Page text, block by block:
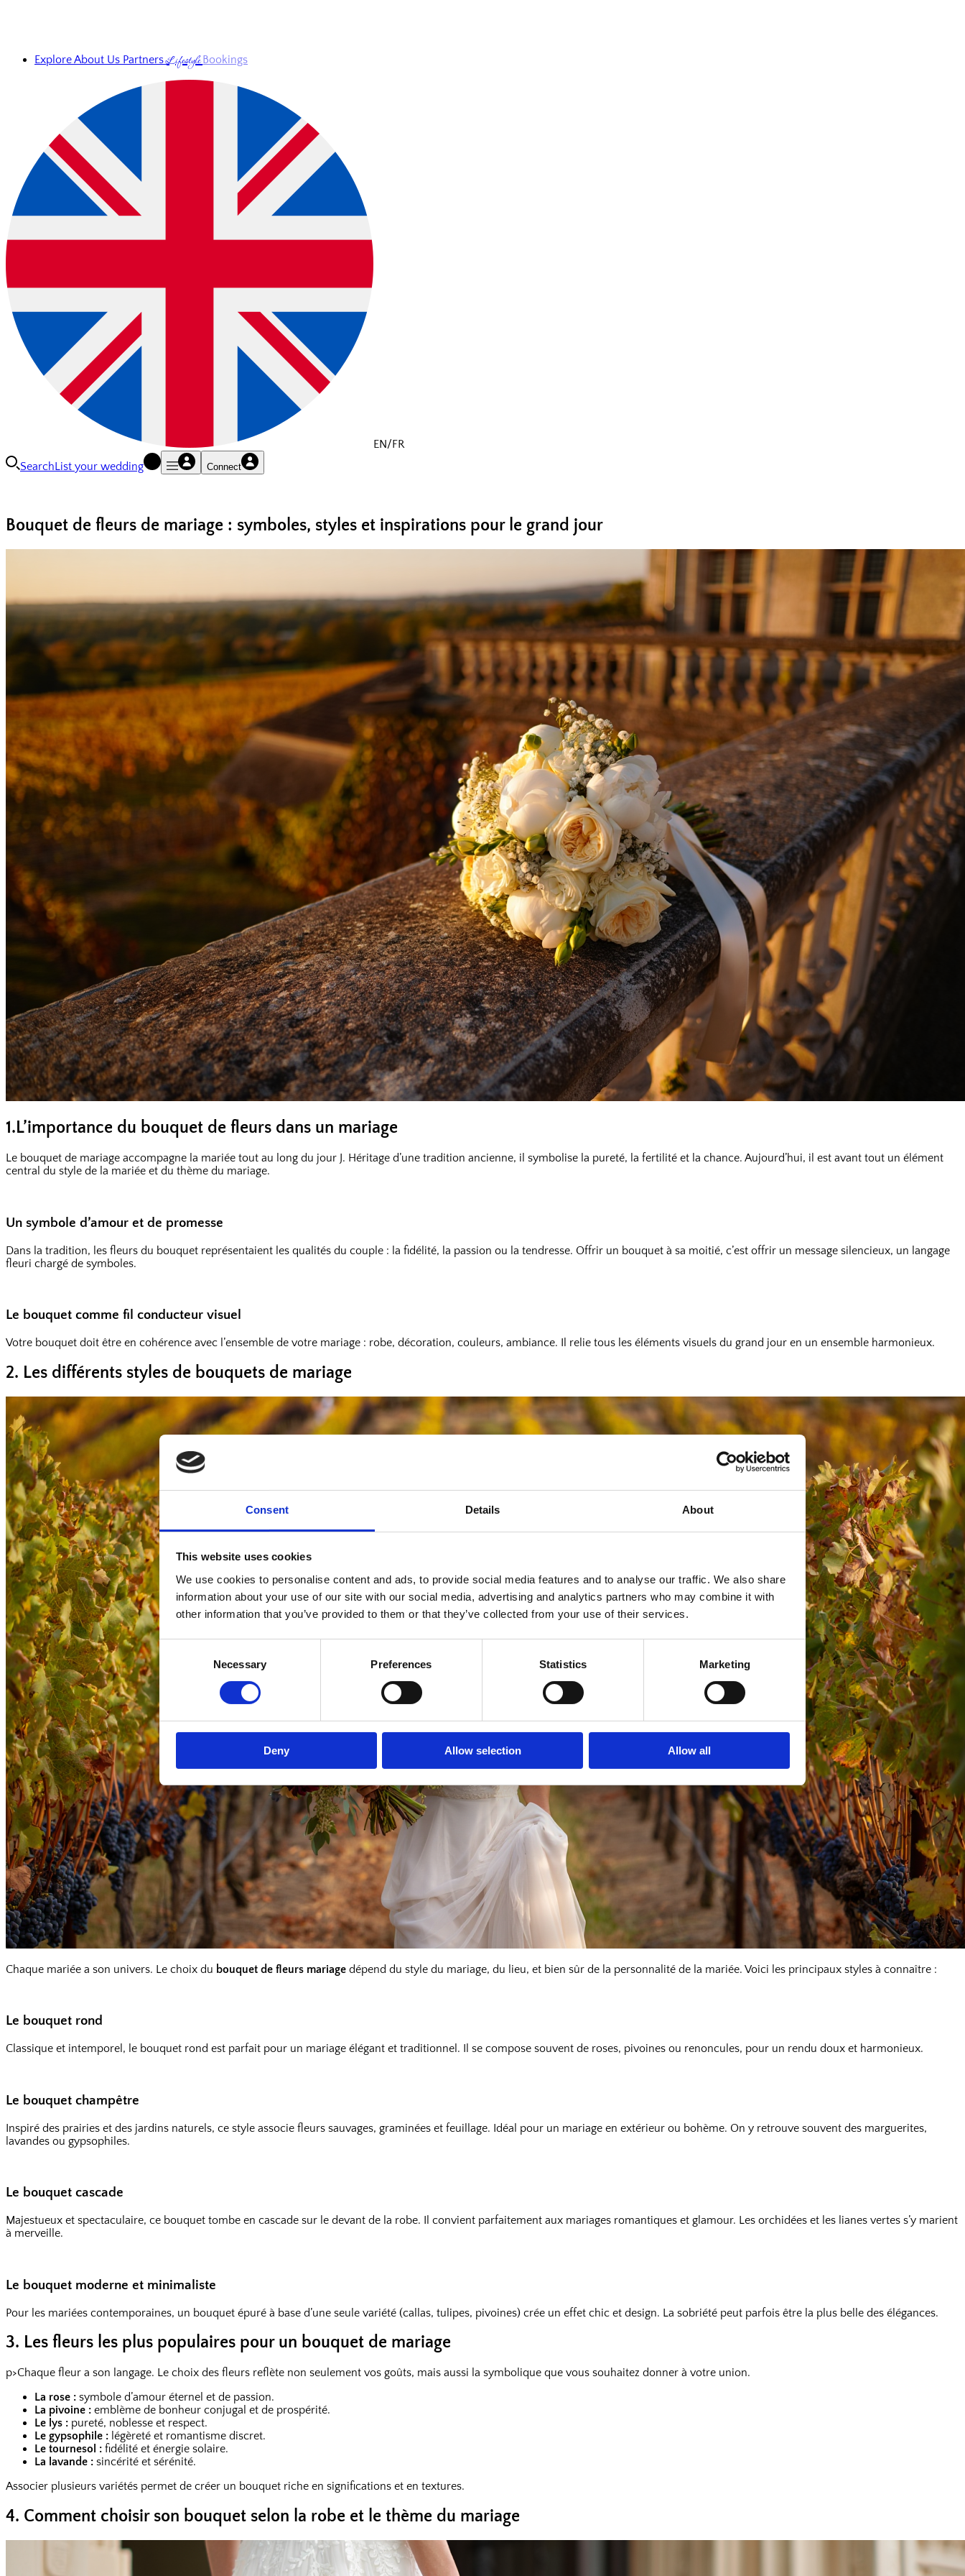
Consent Details About
This website uses cookies
We use cookies to personalise content and ads, to provide social media features and to analyse our traffic. We also share
information about your use of our site with our social media, advertising and analytics partners who may combine it with
other information that you’ve provided to them or that they’ve collected from your use of their services.
Consent
Necessary Preferences Statistics Marketing
Deny Allow selection Allow all
ExploreAbout Us PartnersLifestyleBookings
EN/FR
SearchList your wedding Connect
Bouquet de fleurs de mariage : symboles, styles et inspirations pour le grand jour
1.L’importance du bouquet de fleurs dans un mariage
Le bouquet de mariage accompagne la mariée tout au long du jour J. Héritage d’une tradition ancienne, il symbolise la pureté, la fertilité et la chance. Aujourd’hui, il est avant tout un élément
central du style de la mariée et du thème du mariage.
Un symbole d’amour et de promesse
Dans la tradition, les fleurs du bouquet représentaient les qualités du couple : la fidélité, la passion ou la tendresse. Offrir un bouquet à sa moitié, c’est offrir un message silencieux, un langage
fleuri chargé de symboles.
Le bouquet comme fil conducteur visuel
Votre bouquet doit être en cohérence avec l’ensemble de votre mariage : robe, décoration, couleurs, ambiance. Il relie tous les éléments visuels du grand jour en un ensemble harmonieux.
2. Les différents styles de bouquets de mariage
Chaque mariée a son univers. Le choix du bouquet de fleurs mariage dépend du style du mariage, du lieu, et bien sûr de la personnalité de la mariée. Voici les principaux styles à connaître :
Le bouquet rond
Classique et intemporel, le bouquet rond est parfait pour un mariage élégant et traditionnel. Il se compose souvent de roses, pivoines ou renoncules, pour un rendu doux et harmonieux.
Le bouquet champêtre
Inspiré des prairies et des jardins naturels, ce style associe fleurs sauvages, graminées et feuillage. Idéal pour un mariage en extérieur ou bohème. On y retrouve souvent des marguerites,
lavandes ou gypsophiles.
Le bouquet cascade
Majestueux et spectaculaire, ce bouquet tombe en cascade sur le devant de la robe. Il convient parfaitement aux mariages romantiques et glamour. Les orchidées et les lianes vertes s’y marient
à merveille.
Le bouquet moderne et minimaliste
Pour les mariées contemporaines, un bouquet épuré à base d’une seule variété (callas, tulipes, pivoines) crée un effet chic et design. La sobriété peut parfois être la plus belle des élégances.
3. Les fleurs les plus populaires pour un bouquet de mariage
p>Chaque fleur a son langage. Le choix des fleurs reflète non seulement vos goûts, mais aussi la symbolique que vous souhaitez donner à votre union.
La rose : symbole d’amour éternel et de passion.
La pivoine : emblème de bonheur conjugal et de prospérité.
Le lys : pureté, noblesse et respect.
Le gypsophile : légèreté et romantisme discret.
Le tournesol : fidélité et énergie solaire.
La lavande : sincérité et sérénité.
Associer plusieurs variétés permet de créer un bouquet riche en significations et en textures.
4. Comment choisir son bouquet selon la robe et le thème du mariage